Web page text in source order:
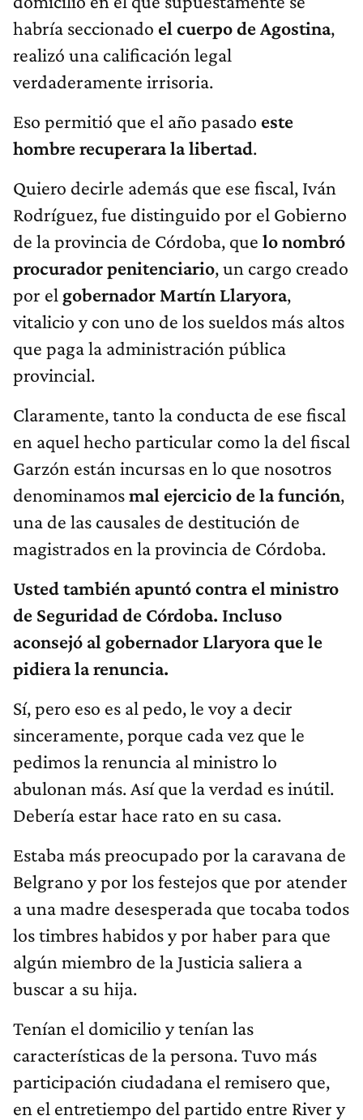
habría seccionado el cuerpo de Agostina,
realizó una calificación legal
verdaderamente irrisoria.
Eso permitió que el año pasado este
hombre recuperara la libertad.
Quiero decirle además que ese fiscal, Iván
Rodríguez, fue distinguido por el Gobierno
de la provincia de Córdoba, que lo nombró
procurador penitenciario, un cargo creado
por el gobernador Martín Llaryora,
vitalicio y con uno de los sueldos más altos
que paga la administración pública
provincial.
Claramente, tanto la conducta de ese fiscal
en aquel hecho particular como la del fiscal
Garzón están incursas en lo que nosotros
denominamosmal ejercicio de la función,
una de las causales de destitución de
magistrados en la provincia de Córdoba.
Usted también apuntó contra el ministro
de Seguridad de Córdoba. Incluso
aconsejó al gobernador Llaryora que le
pidiera la renuncia.
Sí, pero eso es al pedo, le voy a decir
sinceramente, porque cada vez que le
pedimos la renuncia al ministro lo
abulonan más. Así que la verdad es inútil.
Debería estar hace rato en su casa.
Estaba más preocupado por la caravana de
Belgrano y por los festejos que por atender
a una madre desesperada que tocaba todos
los timbres habidos y por haber para que
algún miembro de la Justicia saliera a
buscar a su hija.
Tenían el domicilio y tenían las
características de la persona. Tuvo más
participación ciudadana el remisero que,
en el entretiempo del partido entre River y